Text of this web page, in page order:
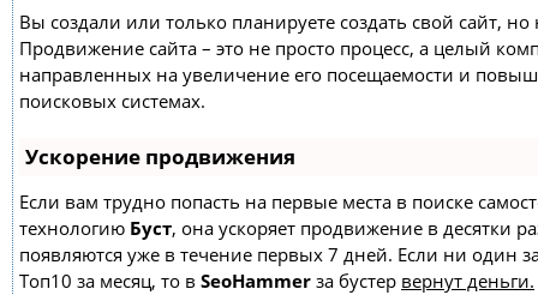
Вы создали или только планируете создать свой сайт, но
Продвижение сайта – это не просто процесс, а целый
направленных на увеличение его посещаемости и
поисковых системах.
Ускорение продвижения
Если вам трудно попасть на первые места в поиске
технологию Буст, она ускоряет продвижение в десятки
появляются уже в течение первых 7 дней. Если ни один
Топ10 за месяц, то в SeoHammer за бустер вернут деньги.